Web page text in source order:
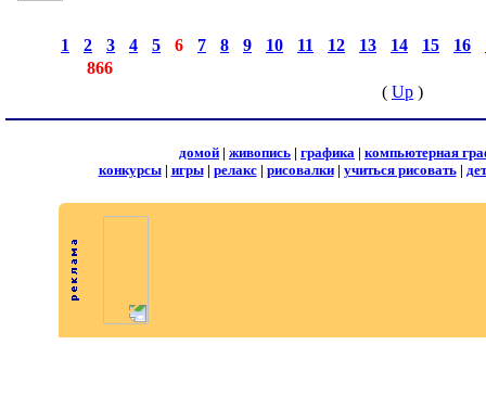
1 2 3 4 5 6 7 8 9 10 11 12 13 14 15 16
866
( Up )
домой | живопись | графика | компьютерная
конкурсы| игры| релакс| рисовалки| учиться рисовать|